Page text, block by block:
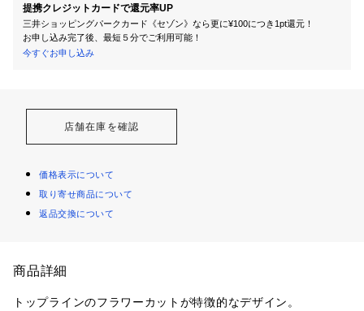
提携クレジットカードで還元率UP
三井ショッピングパークカード《セゾン》なら更に¥100につき1pt還元！
お申し込み完了後、最短５分でご利用可能！
今すぐお申し込み
店舗在庫を確認
価格表示について
取り寄せ商品について
返品交換について
商品詳細
トップラインのフラワーカットが特徴的なデザイン。